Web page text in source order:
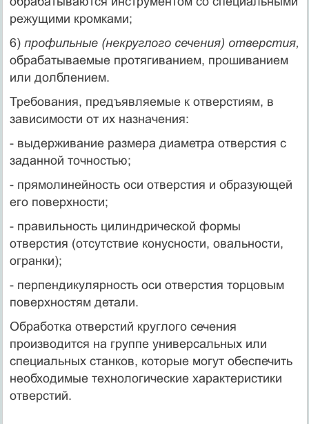
режущими кромками;
6) профильные (некруглого сечения) отверстия,
обрабатываемые протягиванием, прошиванием
или долблением.
Требования, предъявляемые к отверстиям, в
зависимости от их назначения:
- выдерживание размера диаметра отверстия с
заданной точностью;
- прямолинейность оси отверстия и образующей
его поверхности;
- правильность цилиндрической формы
отверстия (отсутствие конусности, овальности,
огранки);
- перпендикулярность оси отверстия торцовым
поверхностям детали.
Обработка отверстий круглого сечения
производится на группе универсальных или
специальных станков, которые могут обеспечить
необходимые технологические характеристики
отверстий.